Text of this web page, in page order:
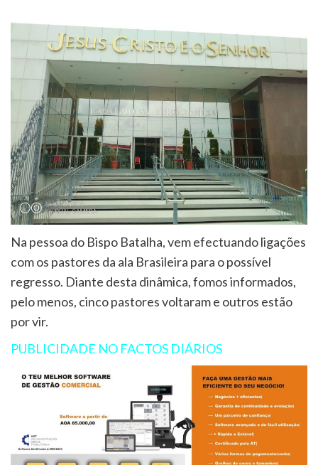
Na pessoa do Bispo Batalha, vem efectuando ligações
com os pastores da ala Brasileira para o possível
regresso. Diante desta dinâmica, fomos informados,
pelo menos, cinco pastores voltaram e outros estão
por vir.
PUBLICIDADE NO FACTOS DIÁRIOS